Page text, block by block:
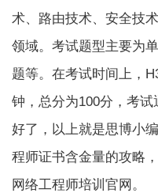
术、路由技术、安全技
领域。考试题型主要为
题等。在考试时间上，
钟，总分为100分，考试
好了，以上就是思博小
程师证书含金量的攻略
网络工程师培训官网。